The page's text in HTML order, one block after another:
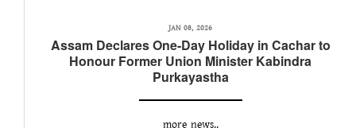
JAN 08, 2026
Assam Declares One-Day Holiday in Cachar to
Honour Former Union Minister Kabindra
Purkayastha
more news..